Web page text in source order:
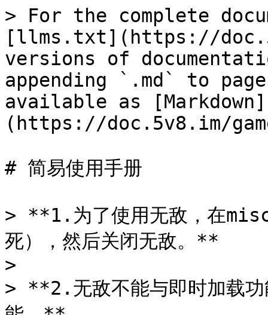
> For the complete
[llms.txt](https://
versions of
appending `.md` to
available as [Markdown]
(https://doc.5v8.im/
# 简易使用手册
> **1.为了使用无敌，在misc
死），然后关闭无敌。**
>
> **2.无敌不能与即时加载功